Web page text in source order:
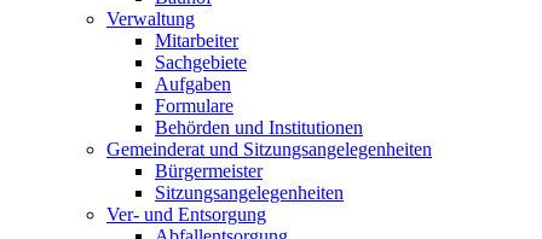
Verwaltung
Mitarbeiter
Sachgebiete
Aufgaben
Formulare
Behörden und Institutionen
Gemeinderat und Sitzungsangelegenheiten
Bürgermeister
Sitzungsangelegenheiten
Ver- und Entsorgung